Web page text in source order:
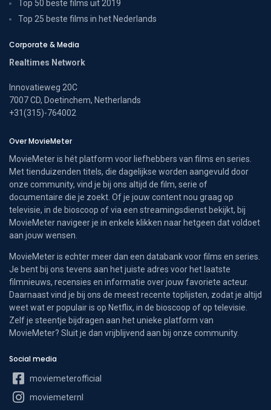
Top 50 beste films uit 2019
Top 25 beste films in het Nederlands
Corporate & Media
Realtimes Network
Innovatieweg 20C
7007 CD, Doetinchem, Netherlands
+31(315)-764002
Over MovieMeter
MovieMeter is hét platform voor liefhebbers van films en series.
Met tienduizenden titels, die dagelijkse worden aangevuld door
onze community, vind je bij ons altijd de film, serie of
documentaire die je zoekt. Of je jouw content nou graag op
televisie, in de bioscoop of via een streamingsdienst bekijkt, bij
MovieMeter navigeer je in enkele klikken naar hetgeen dat voldoet
aan jouw wensen.
MovieMeter is echter meer dan een databank voor films en series.
Je bent bij ons tevens aan het juiste adres voor het laatste
filmnieuws, recensies en informatie over jouw favoriete acteur.
Daarnaast vind je bij ons de meest recente toplijsten, zodat je altijd
weet wat er populair is op Netflix, in de bioscoop of op televisie.
Zelf je steentje bijdragen aan het unieke platform van
MovieMeter? Sluit je dan vrijblijvend aan bij onze community.
Social media
moviemeterofficial
moviemeternl